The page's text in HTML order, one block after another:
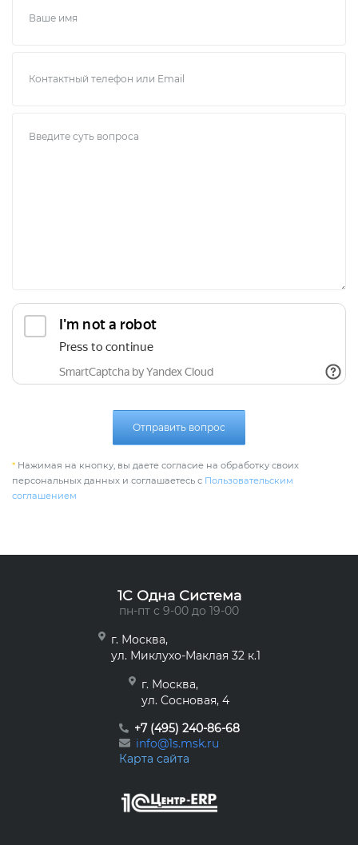
Отправить вопрос
* Нажимая на кнопку, вы даете согласие на обработку своих
персональных данных и соглашаетесь с Пользовательским
соглашением
1C Одна Система
пн-пт с 9-00 до 19-00
г. Москва,
ул. Миклухо-Маклая 32 к.1
г. Москва,
ул. Сосновая, 4
+7 (495) 240-86-68
info@1s.msk.ru
Карта сайта